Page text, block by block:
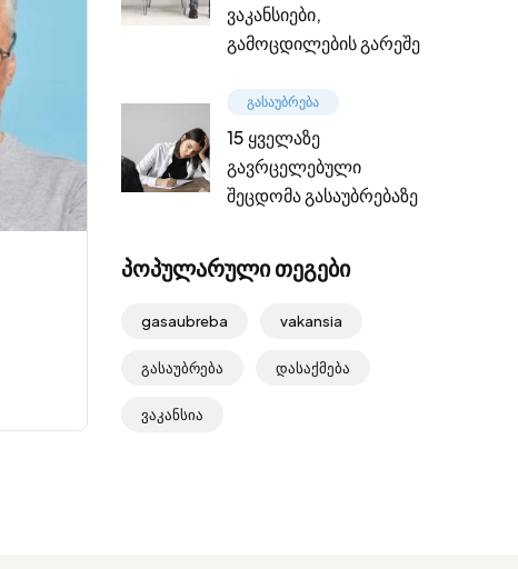
ვაკანსიები,
გამოცდილების გარეშე
გასაუბრება
15 ყველაზე
გავრცელებული
შეცდომა გასაუბრებაზე
პოპულარული თეგები
gasaubreba vakansia
გასაუბრება დასაქმება
ვაკანსია